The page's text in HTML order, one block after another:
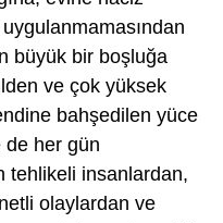
büyük bir boşluğa
ve çok yüksek
bahşedilen yüce
de her gün
tehlikeli insanlardan,
olaylardan ve